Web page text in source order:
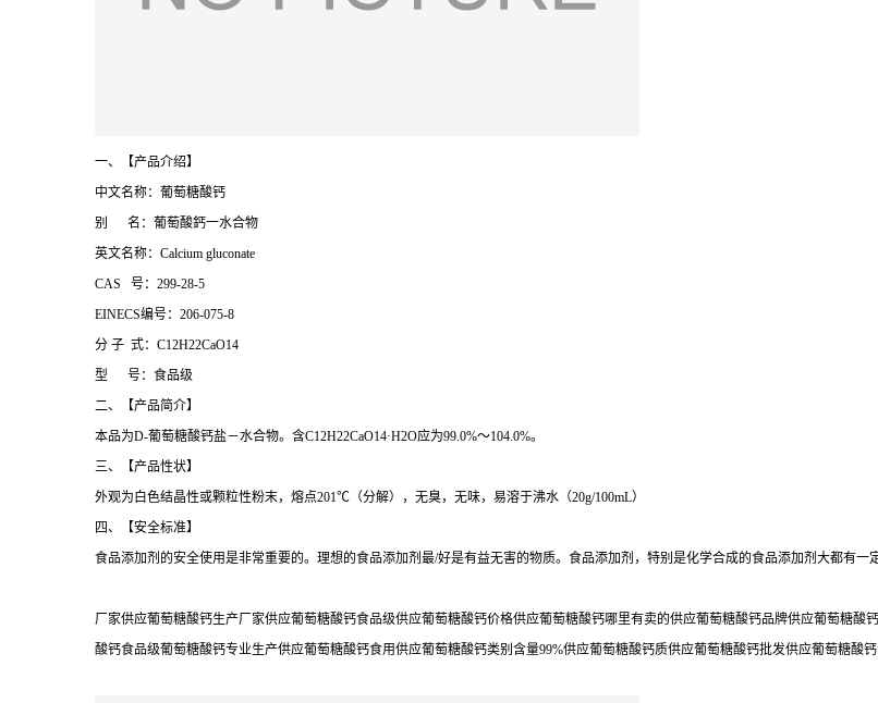
一、【产品介绍】
中文名称：葡萄糖酸钙
别 名：葡萄酸鈣一水合物
英文名称：Calcium gluconate
CAS 号：299-28-5
EINECS编号：206-075-8
分 子 式：C12H22CaO14
型 号：食品级
二、【产品简介】
本品为D-葡萄糖酸钙盐－水合物。含C12H22CaO14·H2O应为99.0%～104.0%。
三、【产品性状】
外观为白色结晶性或颗粒性粉末，熔点201℃（分解），无臭，无味，易溶于沸水（20g/100mL）
四、【安全标准】
食品添加剂的安全使用是非常重要的。理想的食品添加剂最/好是有益无害的物质。食品添加剂，特别是化学合成的食品添加剂大都有一
厂家供应葡萄糖酸钙生产厂家供应葡萄糖酸钙食品级供应葡萄糖酸钙价格供应葡萄糖酸钙哪里有卖的供应葡萄糖酸钙品牌供应葡萄糖
酸钙食品级葡萄糖酸钙专业生产供应葡萄糖酸钙食用供应葡萄糖酸钙类别含量99%供应葡萄糖酸钙质供应葡萄糖酸钙批发供应葡萄糖